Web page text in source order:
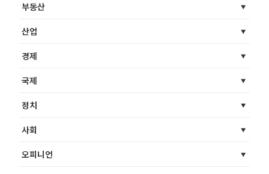
부동산
산업
경제
국제
정치
사회
오피니언